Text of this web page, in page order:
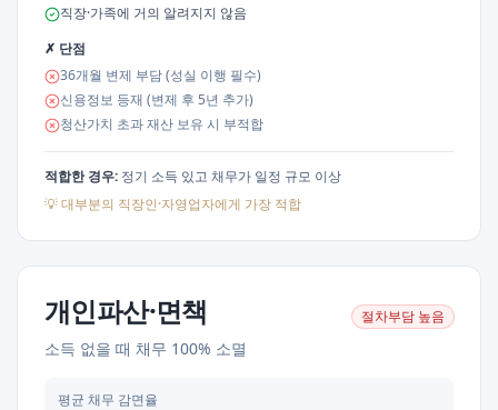
직장·가족에 거의 알려지지 않음
✗ 단점
36개월 변제 부담 (성실 이행 필수)
신용정보 등재 (변제 후 5년 추가)
청산가치 초과 재산 보유 시 부적합
적합한 경우: 정기 소득 있고 채무가 일정 규모 이상
💡대부분의 직장인·자영업자에게 가장 적합
개인파산·면책 절차부담 높음
소득 없을 때 채무 100% 소멸
평균 채무 감면율